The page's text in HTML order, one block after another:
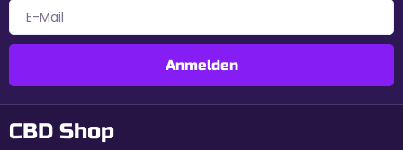
Anmelden
CBD Shop